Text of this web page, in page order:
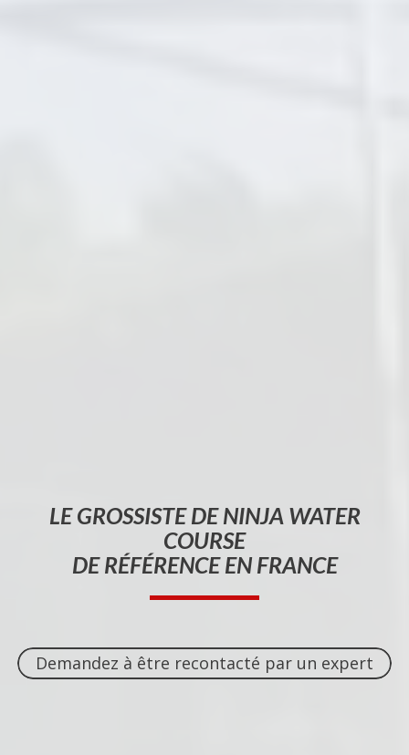
LEGROSSISTE DE NINJA WATER
COURSE
DE RÉFÉRENCE EN FRANCE
Demandez à être recontacté par un expert